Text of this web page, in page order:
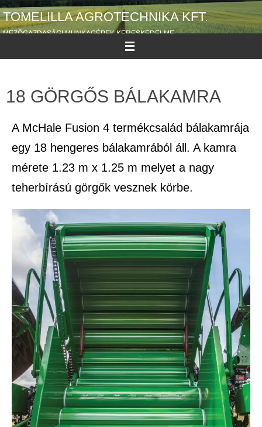
TOMELILLA AGROTECHNIKA KFT.
MEZŐGAZDASÁGI MUNKAGÉPEK KERESKEDELME
18 GÖRGŐS BÁLAKAMRA
A McHale Fusion 4 termékcsalád bálakamrája
egy 18 hengeres bálakamrából áll. A kamra
mérete 1.23 m x 1.25 m melyet a nagy
teherbírású görgők vesznek körbe.